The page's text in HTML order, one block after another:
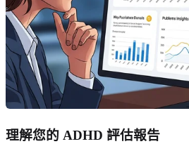
理解您的 ADHD 評估報告